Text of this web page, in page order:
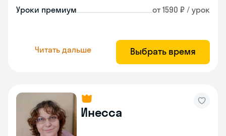
Уроки премиум от 1590 ₽ / урок
Читать дальше Выбрать время
Инесса